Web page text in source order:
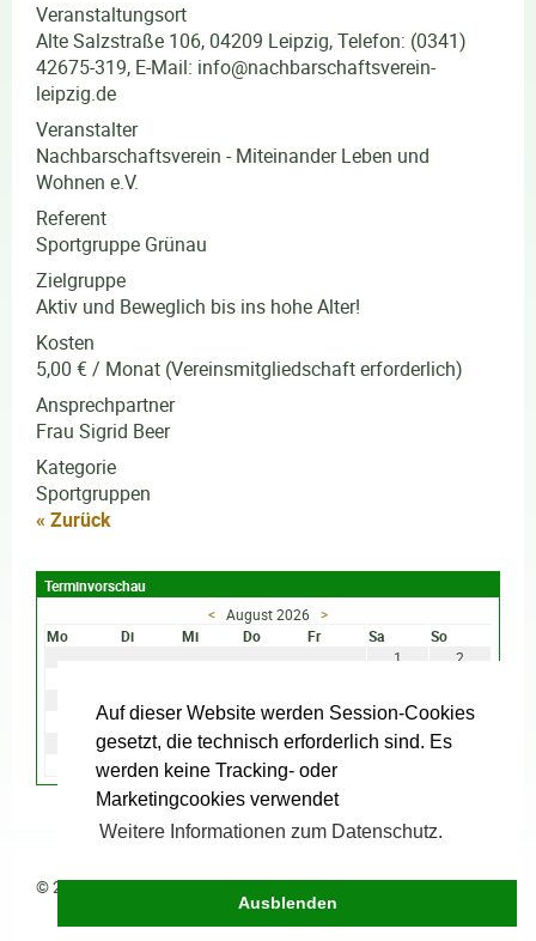
Auf dieser Website werden Session-Cookies
gesetzt, die technisch erforderlich sind. Es
werden keine Tracking- oder
Marketingcookies verwendet
Weitere Informationen zum Datenschutz.
Ausblenden
Veranstaltungsort
Alte Salzstraße 106, 04209 Leipzig, Telefon: (0341)
42675-319, E-Mail: info@nachbarschaftsverein-
leipzig.de
Veranstalter
Nachbarschaftsverein - Miteinander Leben und
Wohnen e.V.
Referent
Sportgruppe Grünau
Zielgruppe
Aktiv und Beweglich bis ins hohe Alter!
Kosten
5,00 € / Monat (Vereinsmitgliedschaft erforderlich)
Ansprechpartner
Frau Sigrid Beer
Kategorie
Sportgruppen
« Zurück
Terminvorschau
< August 2026 >
Mo
Di Mi Do Fr Sa
So
1
2
18 19 20 21 22
23
25 26 27 28 29
30
© 2026
Impressum